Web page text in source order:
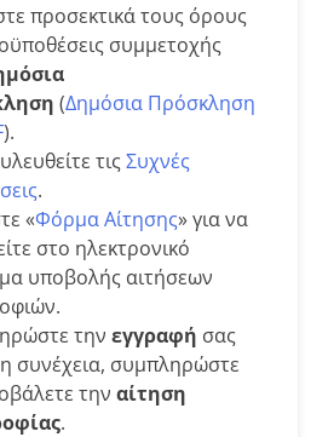
προσεκτικά τους όρους
συμμετοχής
(Δημόσια Πρόσκληση
).
τις Συχνές
.
«Φόρμα Αίτησης» για να
στο ηλεκτρονικό
υποβολής αιτήσεων
την εγγραφή σας
συνέχεια, συμπληρώστε
την αίτηση
.